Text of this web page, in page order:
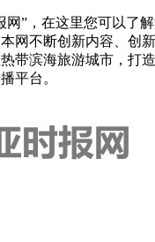
网”，在这里您可以了
网不断创新内容、创
带滨海旅游城市，打
平台。